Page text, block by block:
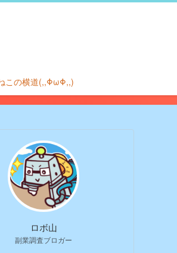
この横道(,,ΦωΦ,,)
ロボ山
副業調査ブロガー